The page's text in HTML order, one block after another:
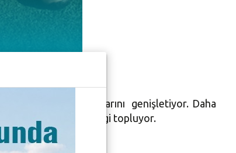
Merkezi çalışmalarını genişletiyor. Daha
çocuk atölyeleriyle ilgi topluyor.